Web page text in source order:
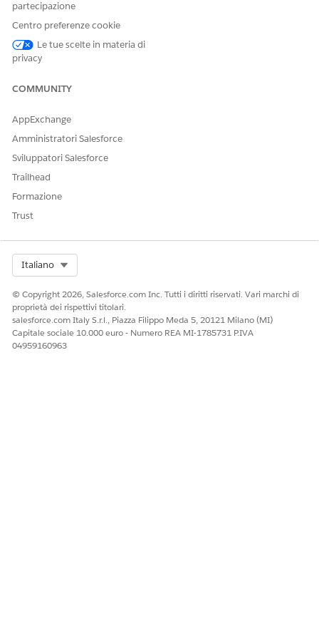
NOTA
eliminare i campi originariamente definiti nel modello con
un approfondimento calcolato definito nel modello con
riferimenti.
QUESTO ARTICOLO HA RISOLTO IL PROBLEMA?
partecipazione
Centro preferenze cookie
Le tue scelte in materia di
privacy
COMMUNITY
AppExchange
Amministratori Salesforce
Sviluppatori Salesforce
Trailhead
Formazione
Trust
Italiano
© Copyright 2026, Salesforce.com Inc. Tutti i diritti riservati. Vari marchi di
proprietà dei rispettivi titolari.
salesforce.com Italy S.r.l., Piazza Filippo Meda 5, 20121 Milano (MI)
Capitale sociale 10.000 euro - Numero REA MI-1785731 P.IVA
04959160963